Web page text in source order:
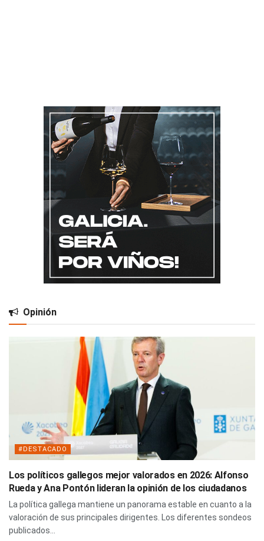
Opinión
#DESTACADO
Los políticos gallegos mejor valorados en 2026: Alfonso
Rueda y Ana Pontón lideran la opinión de los ciudadanos
La política gallega mantiene un panorama estable en cuanto a la
valoración de sus principales dirigentes. Los diferentes sondeos
publicados...